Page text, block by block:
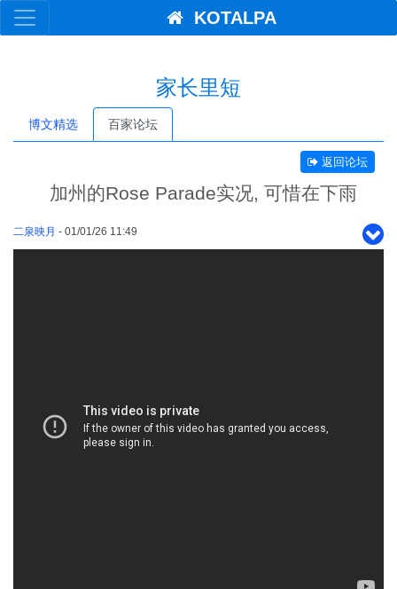
KOTALPA
家长里短
博文精选 百家论坛
返回论坛
加州的Rose Parade实况, 可惜在下雨
二泉映月 - 01/01/26 11:49